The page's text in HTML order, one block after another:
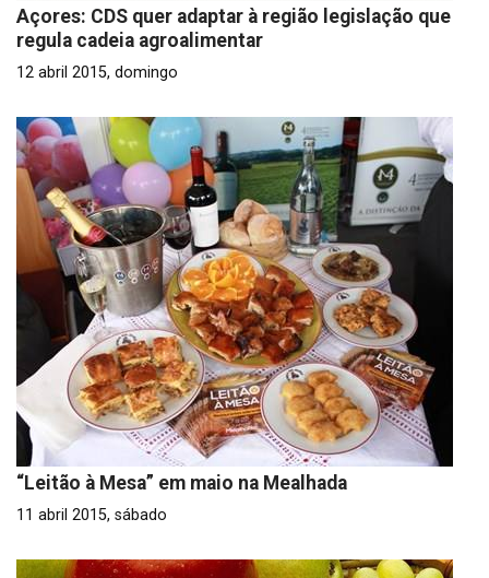
Açores: CDS quer adaptar à região legislação que
regula cadeia agroalimentar
12 abril 2015, domingo
“Leitão à Mesa” em maio na Mealhada
11 abril 2015, sábado